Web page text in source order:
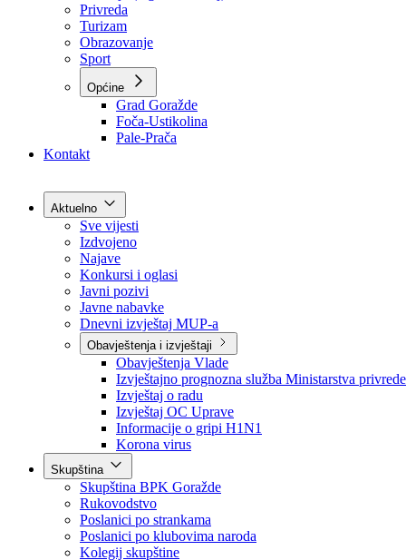
O kantonu
Simboli kantona (Grb, zastava)
Historija (digitalni muzej)
Privreda
Turizam
Obrazovanje
Sport
Općine
Kontakt
Aktuelno
Sve vijesti
Izdvojeno
Najave
Konkursi i oglasi
Javni pozivi
Javne nabavke
Dnevni izvještaj MUP-a
Obavještenja i izvještaji
Obavještenja Vlade
Izvještajno prognozna služba Ministarstva privrede
Izvještaj o radu
Izvještaj OC Uprave
Informacije o gripi H1N1
Korona virus
Skupština
Skupština BPK Goražde
Rukovodstvo